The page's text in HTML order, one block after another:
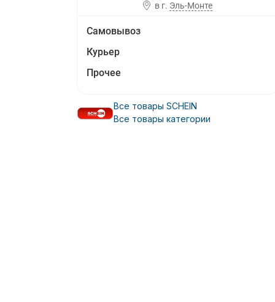
в г. Эль-Монте
Самовывоз
Курьер
Прочее
Все товары SCHEIN
Все товары категории